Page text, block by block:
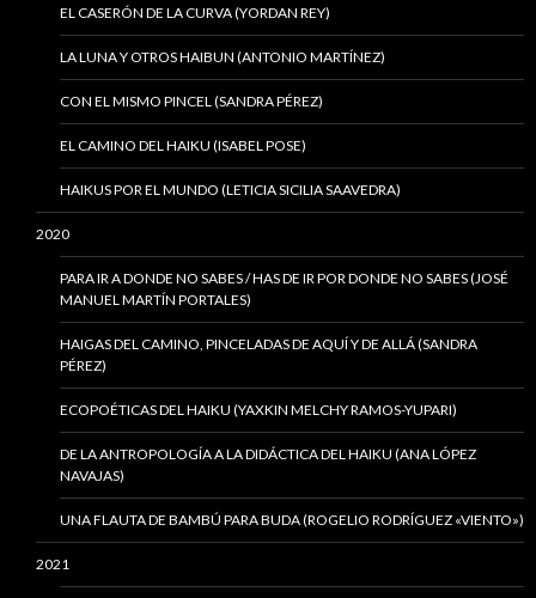
EL CASERÓN DE LA CURVA (YORDAN REY)
LA LUNA Y OTROS HAIBUN (ANTONIO MARTÍNEZ)
CON EL MISMO PINCEL (SANDRA PÉREZ)
EL CAMINO DEL HAIKU (ISABEL POSE)
HAIKUS POR EL MUNDO (LETICIA SICILIA SAAVEDRA)
2020
PARA IR A DONDE NO SABES / HAS DE IR POR DONDE NO SABES (JOSÉ
MANUEL MARTÍN PORTALES)
HAIGAS DEL CAMINO, PINCELADAS DE AQUÍ Y DE ALLÁ (SANDRA
PÉREZ)
ECOPOÉTICAS DEL HAIKU (YAXKIN MELCHY RAMOS-YUPARI)
DE LA ANTROPOLOGÍA A LA DIDÁCTICA DEL HAIKU (ANA LÓPEZ
NAVAJAS)
UNA FLAUTA DE BAMBÚ PARA BUDA (ROGELIO RODRÍGUEZ «VIENTO»)
2021